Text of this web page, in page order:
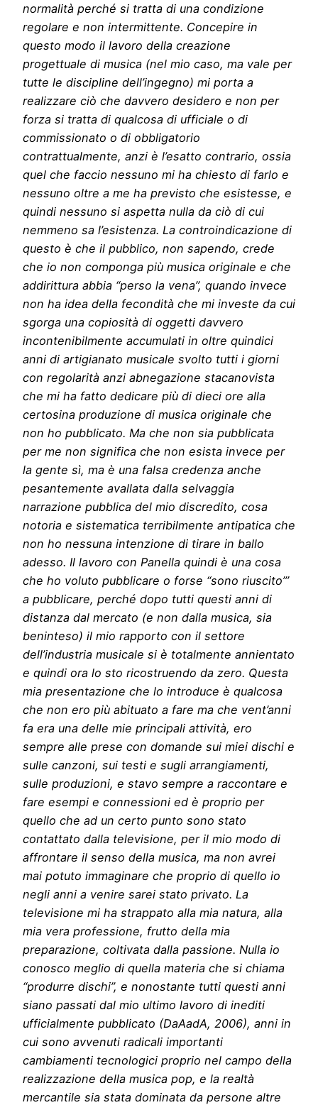
normalità perché si tratta di una condizione
regolare e non intermittente. Concepire in
questo modo il lavoro della creazione
progettuale di musica (nel mio caso, ma vale per
tutte le discipline dell’ingegno) mi porta a
realizzare ciò che davvero desidero e non per
forza si tratta di qualcosa di ufficiale o di
commissionato o di obbligatorio
contrattualmente, anzi è l’esatto contrario, ossia
quel che faccio nessuno mi ha chiesto di farlo e
nessuno oltre a me ha previsto che esistesse, e
quindi nessuno si aspetta nulla da ciò di cui
nemmeno sa l’esistenza. La controindicazione di
questo è che il pubblico, non sapendo, crede
che io non componga più musica originale e che
addirittura abbia “perso la vena”, quando invece
non ha idea della fecondità che mi investe da cui
sgorga una copiosità di oggetti davvero
incontenibilmente accumulati in oltre quindici
anni di artigianato musicale svolto tutti i giorni
con regolarità anzi abnegazione stacanovista
che mi ha fatto dedicare più di dieci ore alla
certosina produzione di musica originale che
non ho pubblicato. Ma che non sia pubblicata
per me non significa che non esista invece per
la gente sì, ma è una falsa credenza anche
pesantemente avallata dalla selvaggia
narrazione pubblica del mio discredito, cosa
notoria e sistematica terribilmente antipatica che
non ho nessuna intenzione di tirare in ballo
adesso. Il lavoro con Panella quindi è una cosa
che ho voluto pubblicare o forse “sono riuscito”’
a pubblicare, perché dopo tutti questi anni di
distanza dal mercato (e non dalla musica, sia
beninteso) il mio rapporto con il settore
dell’industria musicale si è totalmente annientato
e quindi ora lo sto ricostruendo da zero. Questa
mia presentazione che lo introduce è qualcosa
che non ero più abituato a fare ma che vent’anni
fa era una delle mie principali attività, ero
sempre alle prese con domande sui miei dischi e
sulle canzoni, sui testi e sugli arrangiamenti,
sulle produzioni, e stavo sempre a raccontare e
fare esempi e connessioni ed è proprio per
quello che ad un certo punto sono stato
contattato dalla televisione, per il mio modo di
affrontare il senso della musica, ma non avrei
mai potuto immaginare che proprio di quello io
negli anni a venire sarei stato privato. La
televisione mi ha strappato alla mia natura, alla
mia vera professione, frutto della mia
preparazione, coltivata dalla passione. Nulla io
conosco meglio di quella materia che si chiama
“produrre dischi”, e nonostante tutti questi anni
siano passati dal mio ultimo lavoro di inediti
ufficialmente pubblicato (DaAadA, 2006), anni in
cui sono avvenuti radicali importanti
cambiamenti tecnologici proprio nel campo della
realizzazione della musica pop, e la realtà
mercantile sia stata dominata da persone altre